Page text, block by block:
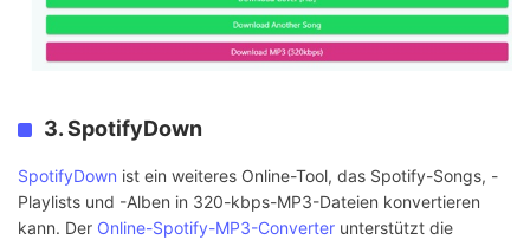
3. SpotifyDown
SpotifyDown ist ein weiteres Online-Tool, das Spotify-Songs, -
Playlists und -Alben in 320-kbps-MP3-Dateien konvertieren
kann. Der Online-Spotify-MP3-Converter unterstützt die